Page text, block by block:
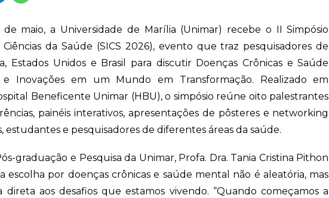
maio, a Universidade de Marília (Unimar) recebe o II Simpósio
da Saúde (SICS 2026), evento que traz pesquisadores de
Estados Unidos e Brasil para discutir Doenças Crônicas e Saúde
e Inovações em um Mundo em Transformação. Realizado em
Beneficente Unimar (HBU), o simpósio reúne oito palestrantes
painéis interativos, apresentações de pôsteres e networking
estudantes e pesquisadores de diferentes áreas da saúde.
graduação e Pesquisa da Unimar, Profa. Dra. Tania Cristina Pithon
escolha por doenças crônicas e saúde mental não é aleatória, mas
direta aos desafios que estamos vivendo. “Quando começamos a